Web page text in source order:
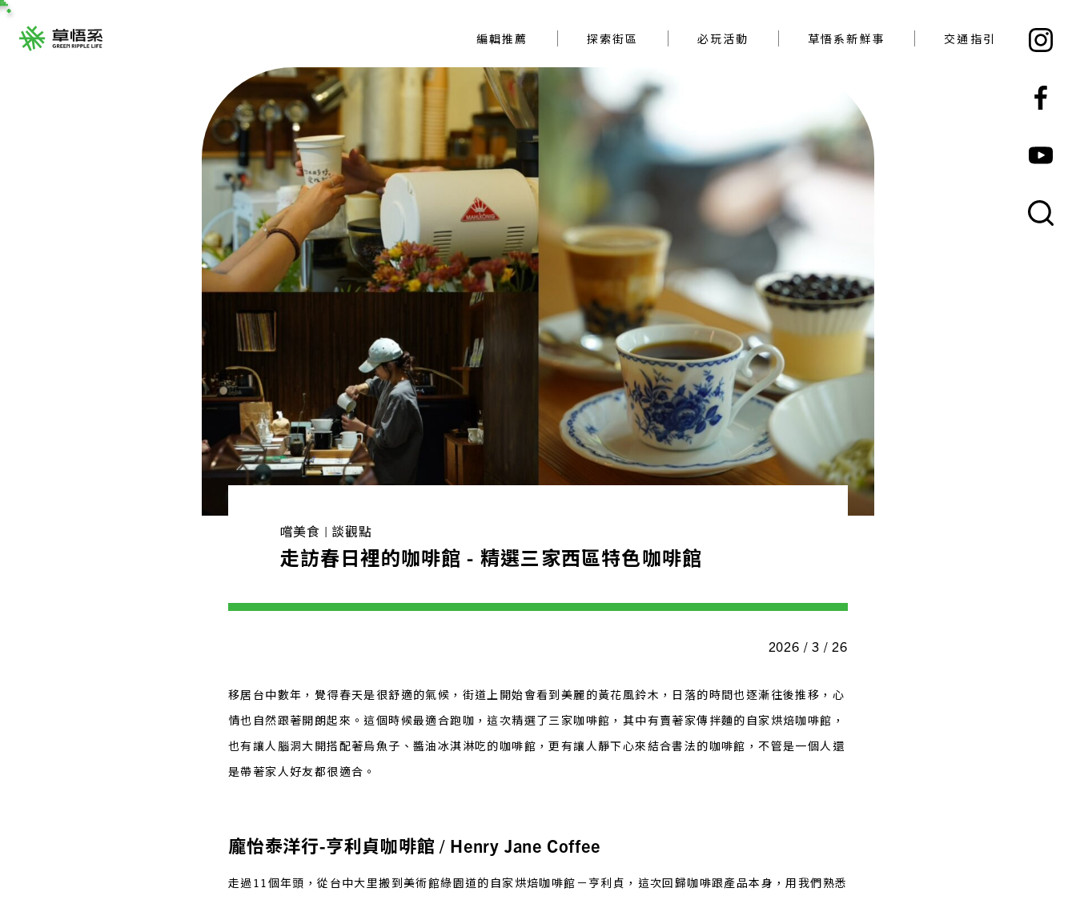
編輯推薦 探索街區 必玩活動 草悟系新鮮事 交通指引
嚐美食 | 談觀點
走訪春日裡的咖啡館 - 精選三家西區特色咖啡館
2026 / 3 / 26
移居台中數年，覺得春天是很舒適的氣候，街道上開始會看到美麗的黃花風鈴木，日落的時間也逐漸往後推移，心
情也自然跟著開朗起來。這個時候最適合跑咖，這次精選了三家咖啡館，其中有賣著家傳拌麵的自家烘焙咖啡館，
也有讓人腦洞大開搭配著烏魚子、醬油冰淇淋吃的咖啡館，更有讓人靜下心來結合書法的咖啡館，不管是一個人還
是帶著家人好友都很適合。
龐怡泰洋行-亨利貞咖啡館 / Henry Jane Coffee
走過11個年頭，從台中大里搬到美術館綠園道的自家烘焙咖啡館－亨利貞，這次回歸咖啡跟產品本身，用我們熟悉